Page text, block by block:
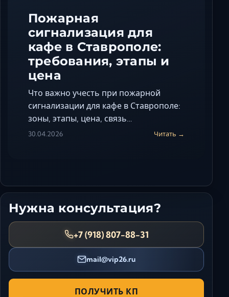
Пожарная
сигнализация для
кафе в Ставрополе:
требования, этапы и
цена
Что важно учесть при пожарной
сигнализации для кафе в Ставрополе:
зоны, этапы, цена, связь…
30.04.2026 Читать →
Нужна консультация?
+7 (918) 807-88-31
mail@vip26.ru
ПОЛУЧИТЬ КП